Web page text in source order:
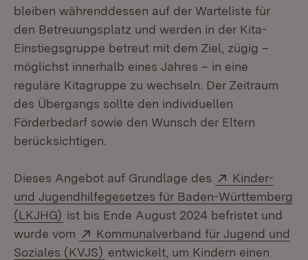
bleiben währenddessen auf der Warteliste für
den Betreuungsplatz und werden in der Kita-
Einstiegsgruppe betreut mit dem Ziel, zügig –
möglichst innerhalb eines Jahres – in eine
reguläre Kitagruppe zu wechseln. Der Zeitraum
des Übergangs sollte den individuellen
Förderbedarf sowie den Wunsch der Eltern
berücksichtigen.
Dieses Angebot auf Grundlage des Extern:
Kinder-
und Jugendhilfegesetzes für Baden-Württemberg
(LKJHG) (Öffnet in neuem Fenster)
ist bis Ende August 2024 befristet und
wurde vom
Extern:
Kommunalverband für Jugend und
Soziales (KVJS) (Öffnet in neuem Fenster)
entwickelt, um Kindern einen